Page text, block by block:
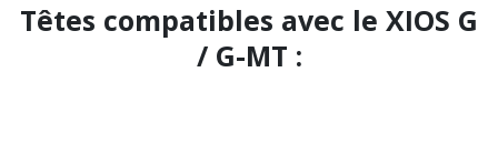
Têtes compatibles avec le XIOS G
/ G-MT :